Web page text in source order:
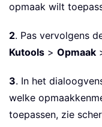
opmaak wilt
2. Pas vervolgens
Kutools > Opmaak
3. In het
welke
toepassen, zie